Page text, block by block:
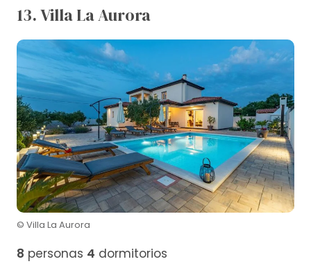
13. Villa La Aurora
© Villa La Aurora
8 personas 4 dormitorios